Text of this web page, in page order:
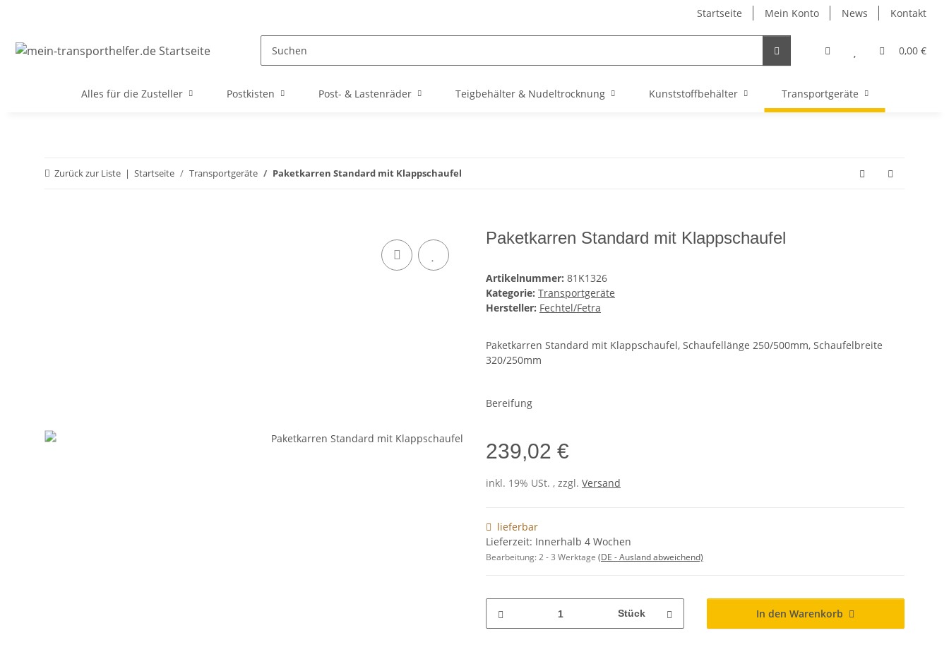
Startseite Mein Konto News Kontakt
0,00 €
Alles für die Zusteller Postkisten Post- & Lastenräder Teigbehälter & Nudeltrocknung Kunststoffbehälter Transportgeräte
Zurück zur Liste Startseite Transportgeräte Paketkarren Standard mit Klappschaufel
Paketkarren Standard mit Klappschaufel
Artikelnummer: 81K1326
Kategorie: Transportgeräte
Hersteller: Fechtel/Fetra
Paketkarren Standard mit Klappschaufel, Schaufellänge 250/500mm, Schaufelbreite
320/250mm
Bereifung
239,02 €
inkl. 19% USt. , zzgl. Versand
lieferbar
Lieferzeit: Innerhalb 4 Wochen
Bearbeitung:2 - 3 Werktage (DE - Ausland abweichend)
Stück In den Warenkorb